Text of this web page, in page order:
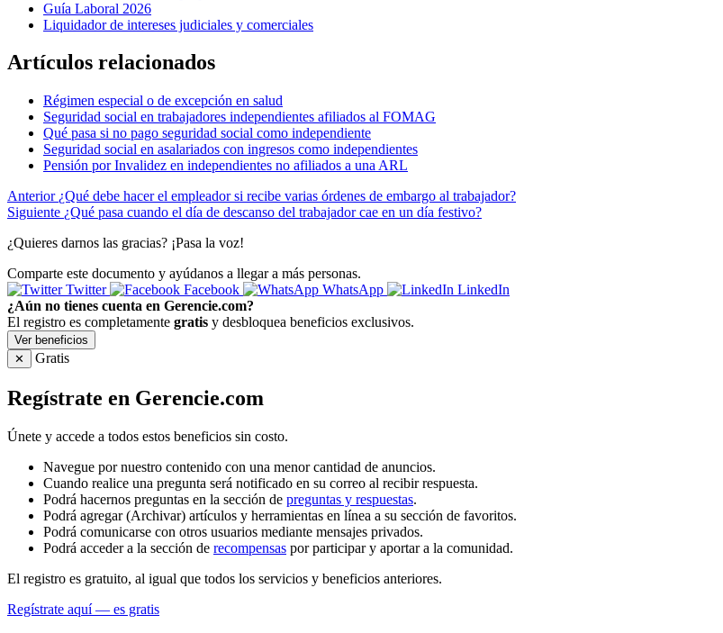
Guía Laboral 2026
Liquidador de intereses judiciales y comerciales
Artículos relacionados
Régimen especial o de excepción en salud
Seguridad social en trabajadores independientes afiliados al FOMAG
Qué pasa si no pago seguridad social como independiente
Seguridad social en asalariados con ingresos como independientes
Pensión por Invalidez en independientes no afiliados a una ARL
Anterior ¿Qué debe hacer el empleador si recibe varias órdenes de embargo al trabajador?
Siguiente ¿Qué pasa cuando el día de descanso del trabajador cae en un día festivo?
¿Quieres darnos las gracias? ¡Pasa la voz!
Comparte este documento y ayúdanos a llegar a más personas.
Twitter
Facebook WhatsApp
LinkedIn
¿Aún no tienes cuenta en Gerencie.com?
El registro es completamente gratis y desbloquea beneficios exclusivos.
Ver beneficios
✕
Gratis
Regístrate en Gerencie.com
Únete y accede a todos estos beneficios sin costo.
Navegue por nuestro contenido con una menor cantidad de anuncios.
Cuando realice una pregunta será notificado en su correo al recibir respuesta.
Podrá hacernos preguntas en la sección de preguntas y respuestas.
Podrá agregar (Archivar) artículos y herramientas en línea a su sección de favoritos.
Podrá comunicarse con otros usuarios mediante mensajes privados.
Podrá acceder a la sección de recompensas por participar y aportar a la comunidad.
El registro es gratuito, al igual que todos los servicios y beneficios anteriores.
Regístrate aquí — es gratis